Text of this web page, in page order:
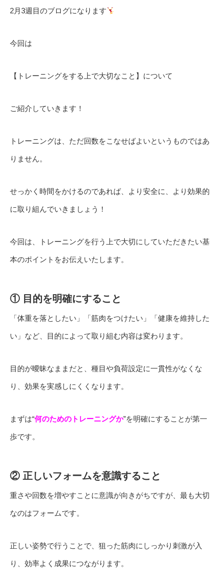
2月3週目のブログになります
今回は
【トレーニングをする上で大切なこと】について
ご紹介していきます！
トレーニングは、ただ回数をこなせばよいというものではあ
りません。
せっかく時間をかけるのであれば、より安全に、より効果的
に取り組んでいきましょう！
今回は、トレーニングを行う上で大切にしていただきたい基
本のポイントをお伝えいたします。
① 目的を明確にすること
「体重を落としたい」「筋肉をつけたい」「健康を維持した
い」など、目的によって取り組む内容は変わります。
目的が曖昧なままだと、種目や負荷設定に一貫性がなくな
り、効果を実感しにくくなります。
まずは“何のためのトレーニングか”を明確にすることが第一
歩です。
② 正しいフォームを意識すること
重さや回数を増やすことに意識が向きがちですが、最も大切
なのはフォームです。
正しい姿勢で行うことで、狙った筋肉にしっかり刺激が入
り、効率よく成果につながります。